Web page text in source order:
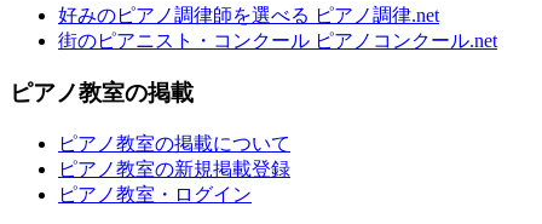
好みのピアノ調律師を選べる ピアノ調律.net
街のピアニスト・コンクール ピアノコンクール.net
ピアノ教室の掲載
ピアノ教室の掲載について
ピアノ教室の新規掲載登録
ピアノ教室・ログイン